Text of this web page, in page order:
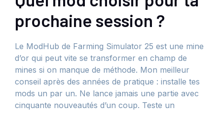
prochaine session ?
Le ModHub de Farming Simulator 25 est une mine
d’or qui peut vite se transformer en champ de
mines si on manque de méthode. Mon meilleur
conseil après des années de pratique : installe tes
mods un par un. Ne lance jamais une partie avec
cinquante nouveautés d’un coup. Teste un